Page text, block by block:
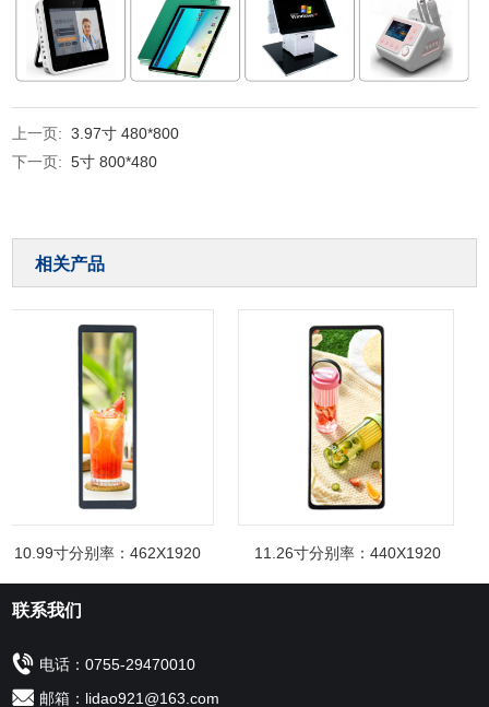
上一页:3.97寸 480*800
下一页:5寸 800*480
相关产品
10.99寸分别率：462X1920 11.26寸分别率：440X1920
联系我们
电话：0755-29470010
邮箱：lidao921@163.com